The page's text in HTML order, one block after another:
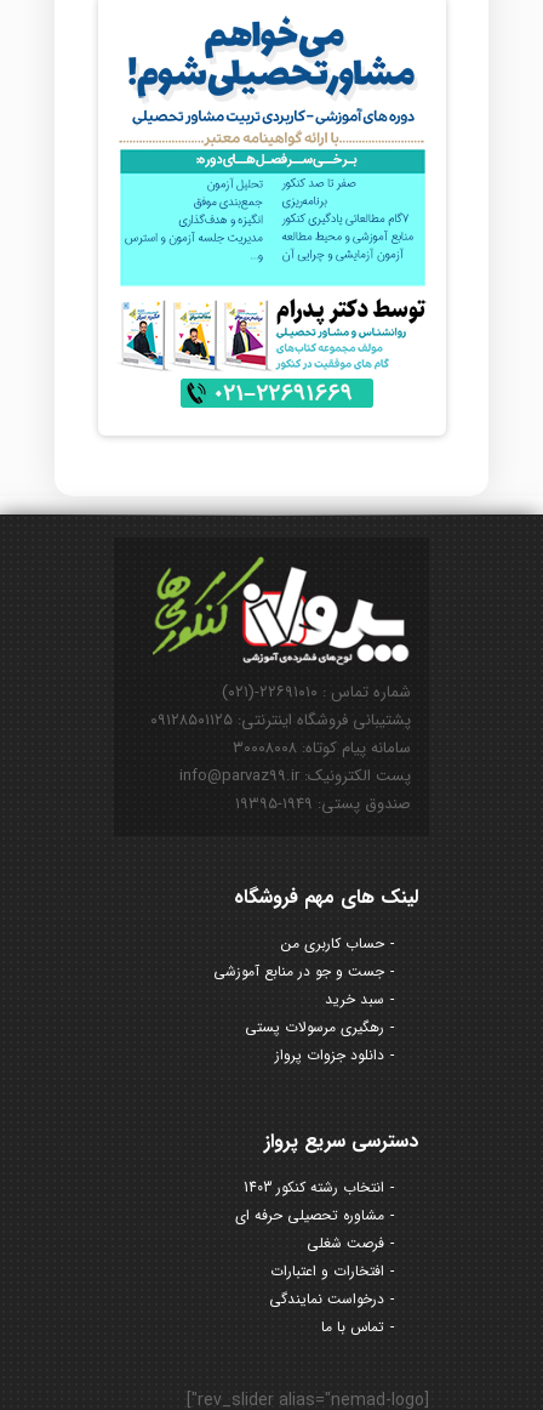
شماره تماس : ۲۲۶۹۱۰۱۰-(۰۲۱)
پشتیبانی فروشگاه اینترنتی: ۰۹۱۲۸۵۰۱۱۲۵
سامانه پیام کوتاه: ۳۰۰۰۸۰۰۸
پست الکترونیک: info@parvaz99.ir
صندوق پستی: ۱۹۴۹-۱۹۳۹۵
لینک های مهم فروشگاه
حساب کاربری من
جست و جو در منابع آموزشی
سبد خرید
رهگیری مرسولات پستی
دانلود جزوات پرواز
دسترسی سریع پرواز
انتخاب رشته کنکور 1403
مشاوره تحصیلی حرفه ای
فرصت شغلی
افتخارات و اعتبارات
درخواست نمایندگی
تماس با ما
[rev_slider alias="nemad-logo"]